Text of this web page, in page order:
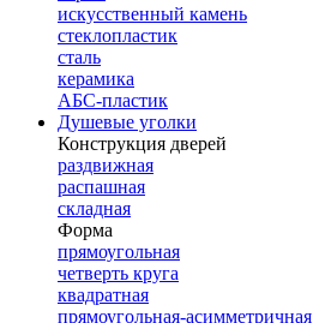
искусственный камень
стеклопластик
сталь
керамика
АБС-пластик
Душевые уголки
Конструкция дверей
раздвижная
распашная
складная
Форма
прямоугольная
четверть круга
квадратная
прямоугольная-асимметричная